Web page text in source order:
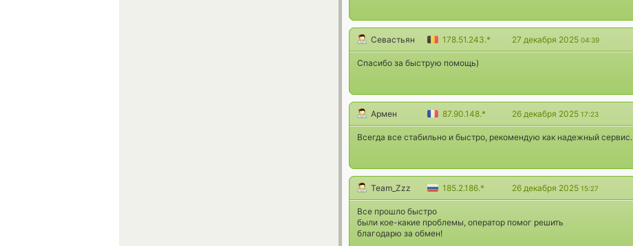
Севастьян 178.51.243.* 27 декабря 2025 04:39
Спасибо за быструю помощь)
Армен 87.90.148.* 26 декабря 2025 17:23
Всегда все стабильно и быстро, рекомендую как надежный сервис.
Team_Zzz 185.2.186.* 26 декабря 2025 15:27
Все прошло быстро
были кое-какие проблемы, оператор помог решить
благодарю за обмен!